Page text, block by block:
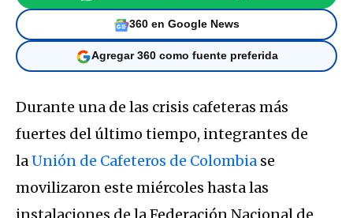
360 en Google News
Agregar 360 como fuente preferida
Durante una de las crisis cafeteras más
fuertes del último tiempo, integrantes de
laUnión de Cafeteros de Colombia se
movilizaron este miércoles hasta las
instalaciones de la Federación Nacional de